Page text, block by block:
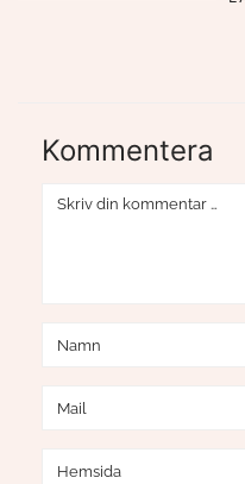
Kommentera